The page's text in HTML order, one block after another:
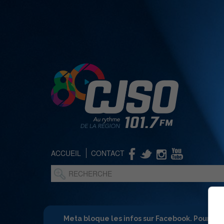
ACCUEIL CONTACT
Meta bloque les infos sur Facebook. Pour